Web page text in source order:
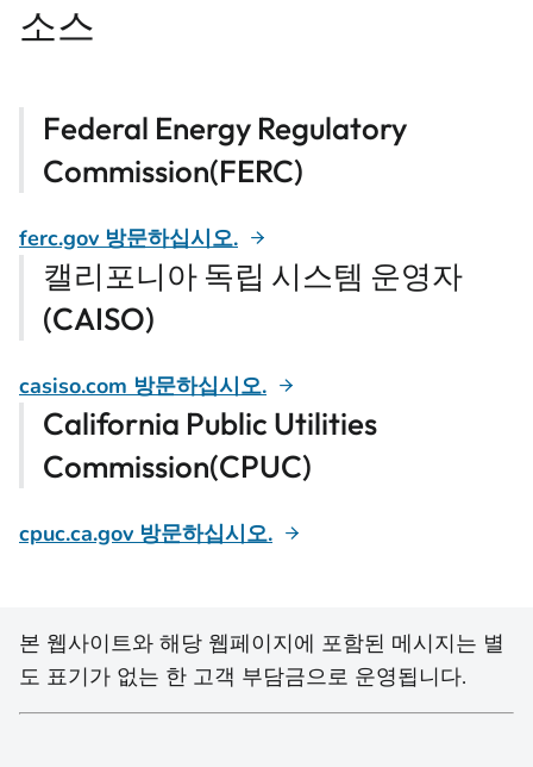
소스
Federal Energy Regulatory
Commission(FERC)
ferc.gov 방문하십시오.
캘리포니아 독립 시스템 운영자
(CAISO)
casiso.com 방문하십시오.
California Public Utilities
Commission(CPUC)
cpuc.ca.gov 방문하십시오.
본 웹사이트와 해당 웹페이지에 포함된 메시지는 별
도 표기가 없는 한 고객 부담금으로 운영됩니다.